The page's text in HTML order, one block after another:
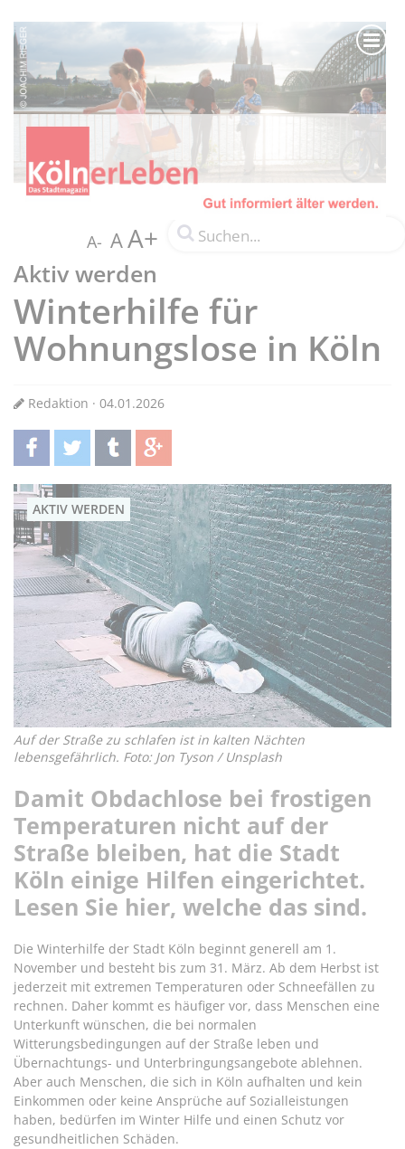
A- AA+
Aktiv werden
Winterhilfe für
Wohnungslose in Köln
Redaktion · 04.01.2026
teilentwittern teilen teilen
AKTIV WERDEN
Auf der Straße zu schlafen ist in kalten Nächten
lebensgefährlich. Foto: Jon Tyson / Unsplash
Damit Obdachlose bei frostigen
Temperaturen nicht auf der
Straße bleiben, hat die Stadt
Köln einige Hilfen eingerichtet.
Lesen Sie hier, welche das sind.
Die Winterhilfe der Stadt Köln beginnt generell am 1.
November und besteht bis zum 31. März. Ab dem Herbst ist
jederzeit mit extremen Temperaturen oder Schneefällen zu
rechnen. Daher kommt es häufiger vor, dass Menschen eine
Unterkunft wünschen, die bei normalen
Witterungsbedingungen auf der Straße leben und
Übernachtungs- und Unterbringungsangebote ablehnen.
Aber auch Menschen, die sich in Köln aufhalten und kein
Einkommen oder keine Ansprüche auf Sozialleistungen
haben, bedürfen im Winter Hilfe und einen Schutz vor
gesundheitlichen Schäden.